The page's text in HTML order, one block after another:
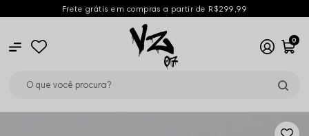
Frete grátis em compras a partir de R$299,99
0